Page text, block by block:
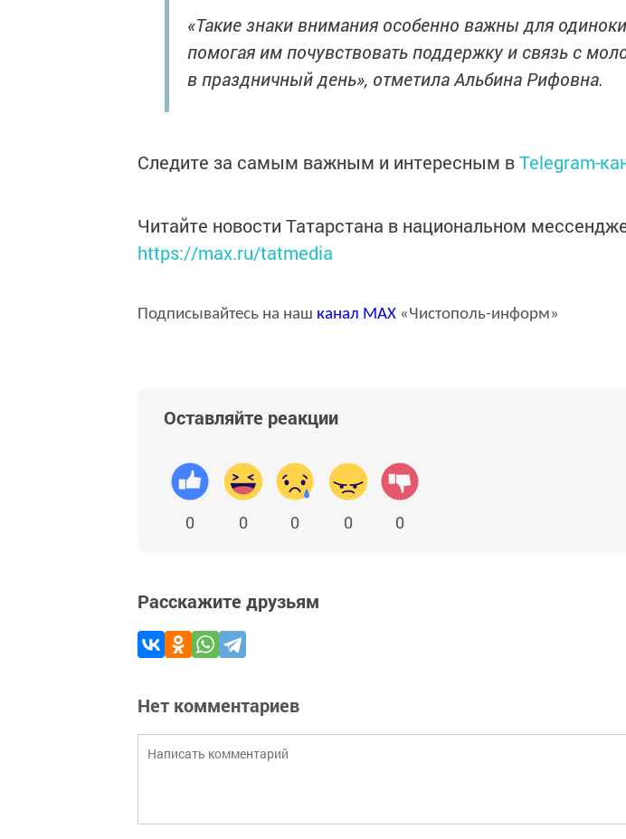
«Такие знаки внимания особенно важны для
помогая им почувствовать поддержку и связь с
в праздничный день», отметила Альбина Рифовна.
Следите за самым важным и интересным вTelegram-
Читайте новости Татарстана в национальном
https://max.ru/tatmedia
Подписывайтесь на наш канал MAX «Чистополь-информ»
Оставляйте реакции
0 0 0 0 0
Расскажите друзьям
Нет комментариев